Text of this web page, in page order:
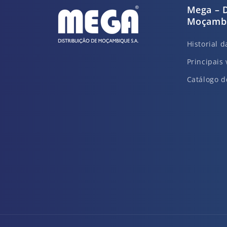
Mega –
Historial
Principais
Catálogo